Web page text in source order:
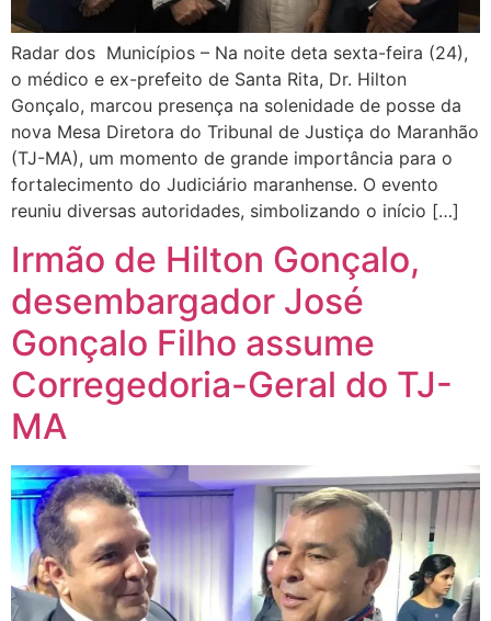
Radar dos Municípios – Na noite deta sexta-feira (24),
o médico e ex-prefeito de Santa Rita, Dr. Hilton
Gonçalo, marcou presença na solenidade de posse da
nova Mesa Diretora do Tribunal de Justiça do Maranhão
(TJ-MA), um momento de grande importância para o
fortalecimento do Judiciário maranhense. O evento
reuniu diversas autoridades, simbolizando o início […]
Irmão de Hilton Gonçalo,
desembargador José
Gonçalo Filho assume
Corregedoria-Geral do TJ-
MA